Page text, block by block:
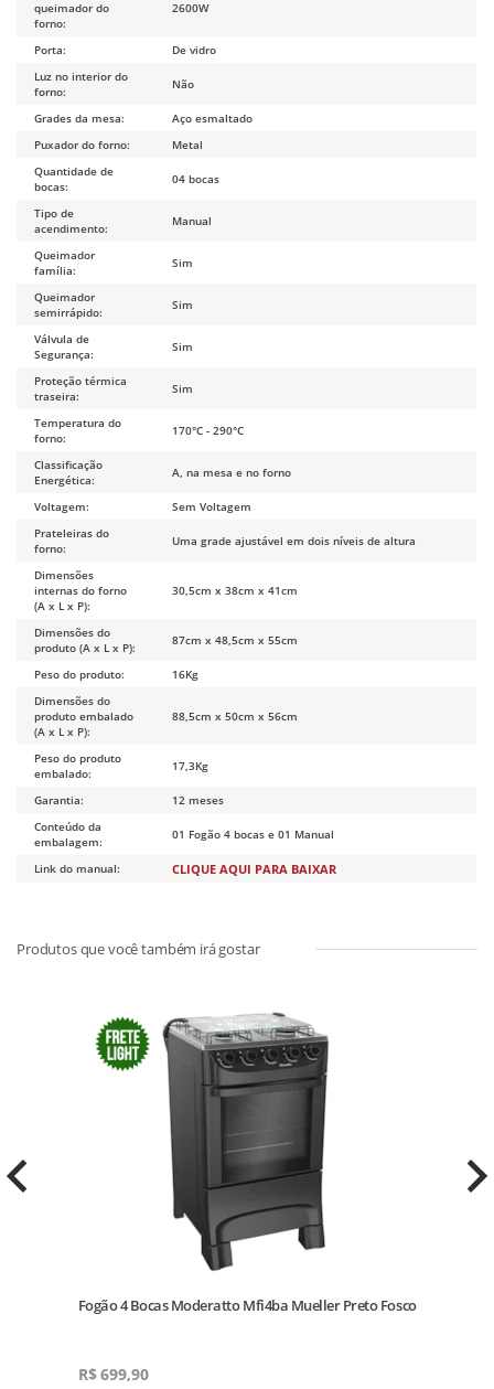
queimador do
forno:
2600W
Porta:
De vidro
Luz no interior do
forno:
Não
Grades da mesa:
Aço esmaltado
Puxador do forno:
Metal
Quantidade de
bocas:
04 bocas
Tipo de
acendimento:
Manual
Queimador
família:
Sim
Queimador
semirrápido:
Sim
Válvula de
Segurança:
Sim
Proteção térmica
traseira:
Sim
Temperatura do
forno:
170°C - 290°C
Classificação
Energética:
A, na mesa e no forno
Voltagem:
Sem Voltagem
Prateleiras do
forno:
Uma grade ajustável em dois níveis de altura
Dimensões
internas do forno
(A x L x P):
30,5cm x 38cm x 41cm
Dimensões do
produto (A x L x P):
87cm x 48,5cm x 55cm
Peso do produto:
16Kg
Dimensões do
produto embalado
(A x L x P):
88,5cm x 50cm x 56cm
Peso do produto
embalado:
17,3Kg
Garantia:
12 meses
Conteúdo da
embalagem:
01 Fogão 4 bocas e 01 Manual
Link do manual: CLIQUE AQUI PARA BAIXAR
Fogão 4 Bocas Moderatto Mfi4ba Mueller Preto Fosco
R$699,90